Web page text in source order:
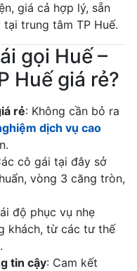
giá cả hợp lý, sẵn
trung tâm TP Huế.
gọi Huế –
Huế giá rẻ?
rẻ: Không cần bỏ ra
dịch vụ cao
cô gái tại đây sở
vòng 3 căng tròn,
độ phục vụ nhẹ
khách, từ các tư thế
tin cậy: Cam kết